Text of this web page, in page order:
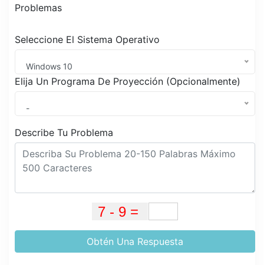
Problemas
Seleccione El Sistema Operativo
Windows 10
Elija Un Programa De Proyección (Opcionalmente)
-
Describe Tu Problema
Obtén Una Respuesta